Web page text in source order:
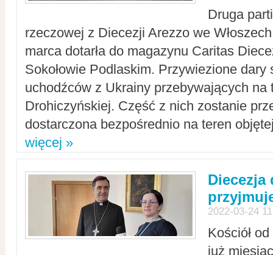
Druga
rzeczowej z Diecezji Arezzo we
marca dotarła do magazynu Caritas
Sokołowie Podlaskim. Przywiezione dary
uchodźców z Ukrainy przebywających na
Drohiczyńskiej. Część z nich zostanie
dostarczona bezpośrednio na teren
więcej »
Diecezja
2022-03-24
Kościół
już